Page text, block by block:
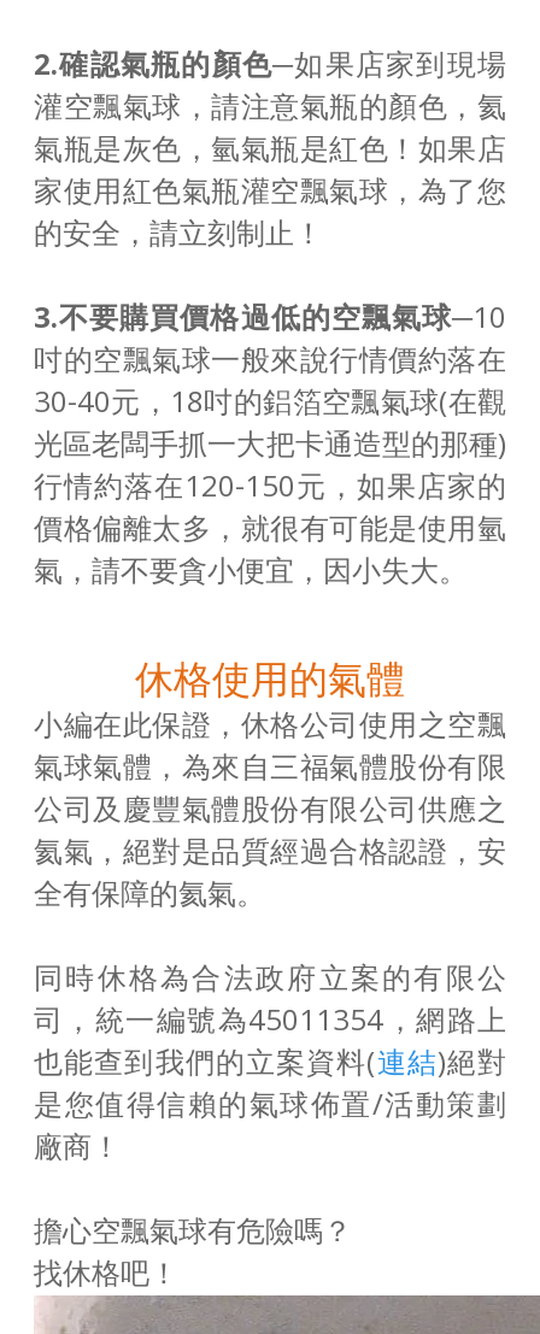
2.確認氣瓶的顏色─如果店家到現場
灌空飄氣球，請注意氣瓶的顏色，氦
氣瓶是灰色，氫氣瓶是紅色！如果店
家使用紅色氣瓶灌空飄氣球，為了您
的安全，請立刻制止！
3.不要購買價格過低的空飄氣球─10
吋的空飄氣球一般來說行情價約落在
30-40元，18吋的鋁箔空飄氣球(在觀
光區老闆手抓一大把卡通造型的那種)
行情約落在120-150元，如果店家的
價格偏離太多，就很有可能是使用氫
氣，請不要貪小便宜，因小失大。
休格使用的氣體
小編在此保證，休格公司使用之空飄
氣球氣體，為來自三福氣體股份有限
公司及慶豐氣體股份有限公司供應之
氦氣，絕對是品質經過合格認證，安
全有保障的氦氣。
同時休格為合法政府立案的有限公
司，統一編號為45011354，網路上
也能查到我們的立案資料(連結)絕對
是您值得信賴的氣球佈置/活動策劃
廠商！
擔心空飄氣球有危險嗎？
找休格吧！